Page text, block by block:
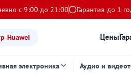
с 9:00 до 21:00 Гарантия до 1
Huawei Цены
электроника Аудио и